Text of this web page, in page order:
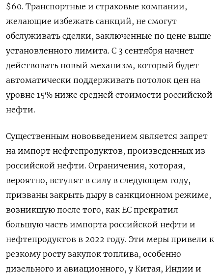
$60. Транспортные и страховые компании,
желающие избежать санкций, не смогут
обслуживать сделки, заключенные по цене выше
установленного лимита. С 3 сентября начнет
действовать новый механизм, который будет
автоматически поддерживать потолок цен на
уровне 15% ниже средней стоимости российской
нефти.
Существенным нововведением является запрет
на импорт нефтепродуктов, произведенных из
российской нефти. Ограничения, которая,
вероятно, вступят в силу в следующем году,
призваны закрыть дыру в санкционном режиме,
возникшую после того, как ЕС прекратил
большую часть импорта российской нефти и
нефтепродуктов в 2022 году. Эти меры привели к
резкому росту закупок топлива, особенно
дизельного и авиационного, у Китая, Индии и